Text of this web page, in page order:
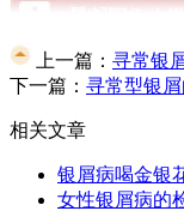
上一篇： 寻常银
下一篇： 寻常型银
相关文章
银屑病喝金银
女性银屑病的